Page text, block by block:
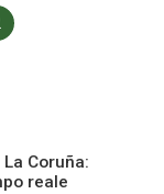
Coruña:
reale